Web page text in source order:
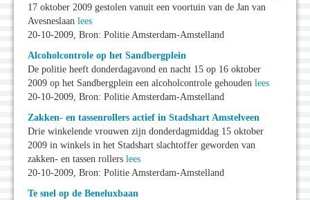
17 oktober 2009 gestolen vanuit een voortuin van de Jan van
Avesneslaan lees
20-10-2009, Bron: Politie Amsterdam-Amstelland
Alcoholcontrole op het Sandbergplein
De politie heeft donderdagavond en nacht 15 op 16 oktober
2009 op het Sandbergplein een alcoholcontrole gehouden lees
20-10-2009, Bron: Politie Amsterdam-Amstelland
Zakken- en tassenrollers actief in Stadshart Amstelveen
Drie winkelende vrouwen zijn donderdagmiddag 15 oktober
2009 in winkels in het Stadshart slachtoffer geworden van
zakken- en tassen rollers lees
20-10-2009, Bron: Politie Amsterdam-Amstelland
Te snel op de Beneluxbaan